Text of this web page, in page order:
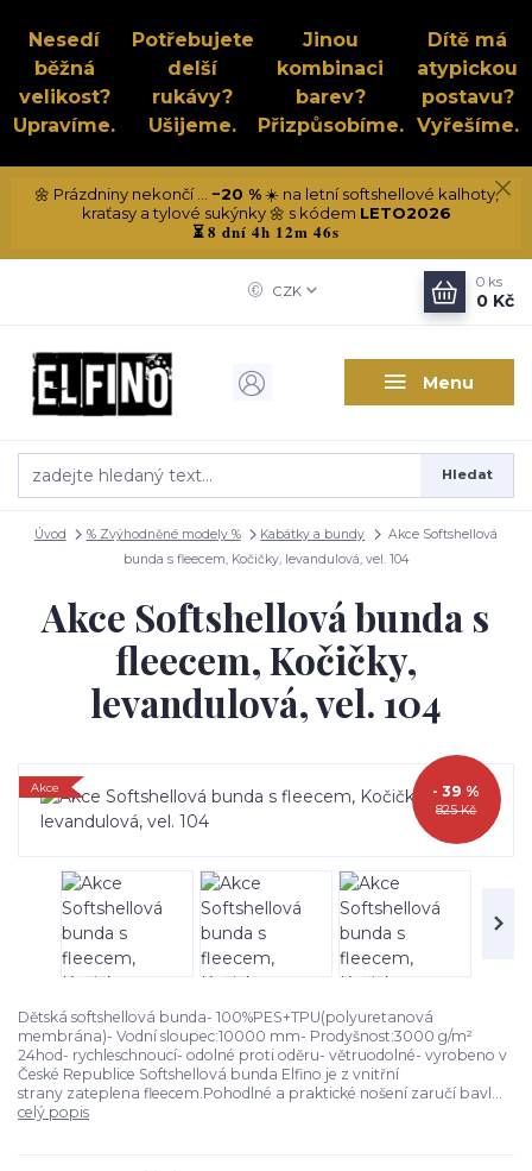
Nesedí
běžná
velikost?
Upravíme.
Potřebujete
delší
rukávy?
Ušijeme.
Jinou
kombinaci
barev?
Přizpůsobíme.
Dítě má
atypickou
postavu?
Vyřešíme.
🌼 Prázdniny nekončí ... −20 %☀️ na letní softshellové kalhoty,
kraťasy a tylové sukýnky 🌼 s kódem LETO2026
⏳8 dní 4h 12m 46s
Menu
CZK
Hledat
0 ks
0 Kč
Úvod % Zvýhodněné modely % Kabátky a bundy
Akce Softshellová
bunda s fleecem, Kočičky, levandulová, vel. 104
Akce Softshellová bunda s
fleecem, Kočičky,
levandulová, vel. 104
Akce
825 Kč
- 39 %
Dětská softshellová bunda- 100%PES+TPU(polyuretanová
membrána)- Vodní sloupec:10000 mm- Prodyšnost:3000 g/m²
24hod- rychleschnoucí- odolné proti oděru- větruodolné- vyrobeno v
České Republice Softshellová bunda Elfino je z vnitřní
strany zateplena fleecem.Pohodlné a praktické nošení zaručí bavl...
celý popis